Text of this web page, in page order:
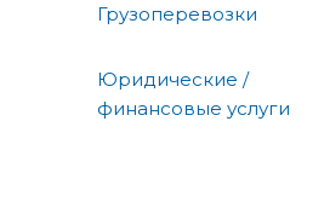
Грузоперевозки
Юридические /
финансовые услуги